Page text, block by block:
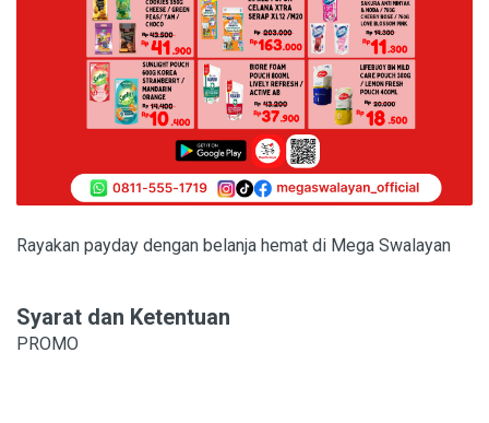
Rayakan payday dengan belanja hemat di Mega Swalayan
Syarat dan Ketentuan
PROMO